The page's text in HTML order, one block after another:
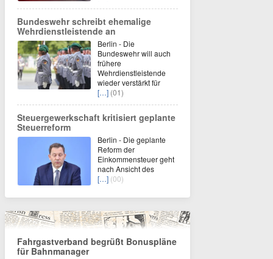
Bundeswehr schreibt ehemalige
Wehrdienstleistende an
Berlin - Die
Bundeswehr will auch
frühere
Wehrdienstleistende
wieder verstärkt für
[…] (01)
Steuergewerkschaft kritisiert geplante
Steuerreform
Berlin - Die geplante
Reform der
Einkommensteuer geht
nach Ansicht des
[…] (00)
Fahrgastverband begrüßt Bonuspläne
für Bahnmanager